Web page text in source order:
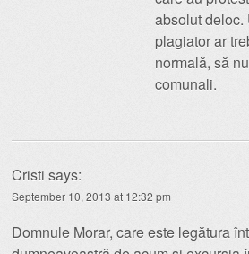
absolut deloc.
plagiator ar
normală, să
comunali.
Cristi says:
September 10, 2013 at 12:32 pm
Domnule Morar, care este legătura